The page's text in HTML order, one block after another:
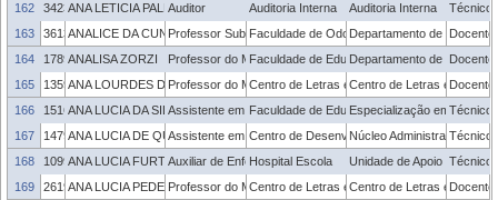
162
3423021ANA LETICIA PALDES DA COSTA
Auditor Auditoria Interna Auditoria Interna
Técnico
163
3613590ANALICE DA CUNHA ROCHA
Professor SubstitutoFaculdade de OdontologiaDepartamento de Docente
164
1789045ANALISA ZORZI Professor do Magistério Superior
Faculdade de EducaçãoDepartamento de Ensino
Docente
165
1359120ANA LOURDES DA ROSA NIEVES BROCHI FERNANDEZ
Professor do Magistério Superior
Centro de Letras e Comunicação
Centro de Letras eDocente
166
1516195ANA LUCIA DA SILVA FERNANDES
Assistente em Administração
Faculdade de EducaçãoEspecialização emTécnico
167
1479472ANA LUCIA DE QUADROS MEIRELES
Assistente em AdministraçãoCentro de Desenvolvimento Tecnológico
Núcleo Administrativo -
Técnico
168
1099624ANA LUCIA FURTADO MACEDO
Auxiliar de EnfermagemHospital Escola Unidade de Apoio aoTécnico
169
2619293ANA LUCIA PEDERZOLLI CAVALHEIRO RECUERO
Professor do Magistério Superior
Centro de Letras e Comunicação
Centro de Letras eDocente